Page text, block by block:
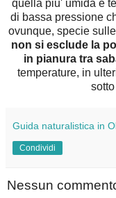
quella piu' umida e
di bassa pressione
ovunque, specie
non si esclude la
in pianura tra
temperature, in
Guida naturalistica in
Condividi
Nessun